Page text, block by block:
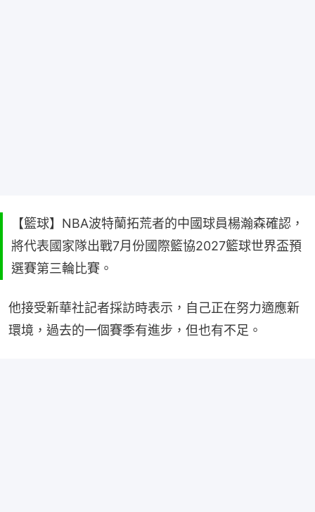
【籃球】NBA波特蘭拓荒者的中國球員楊瀚森確認，
將代表國家隊出戰7月份國際籃協2027籃球世界盃預
選賽第三輪比賽。
他接受新華社記者採訪時表示，自己正在努力適應新
環境，過去的一個賽季有進步，但也有不足。